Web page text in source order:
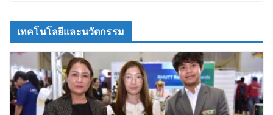
เทคโนโลยีและนวัตกรรม